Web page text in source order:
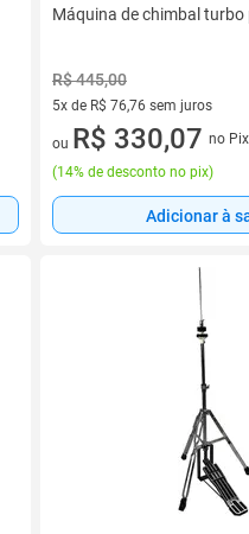
Máquina de chimbal turbo
R$ 445,00
5x de R$ 76,76 sem juros
5 vez de R$ 76,76 sem juros
ou R$ 330,07 no Pix
(14% de desconto no pix)
Adicionar à